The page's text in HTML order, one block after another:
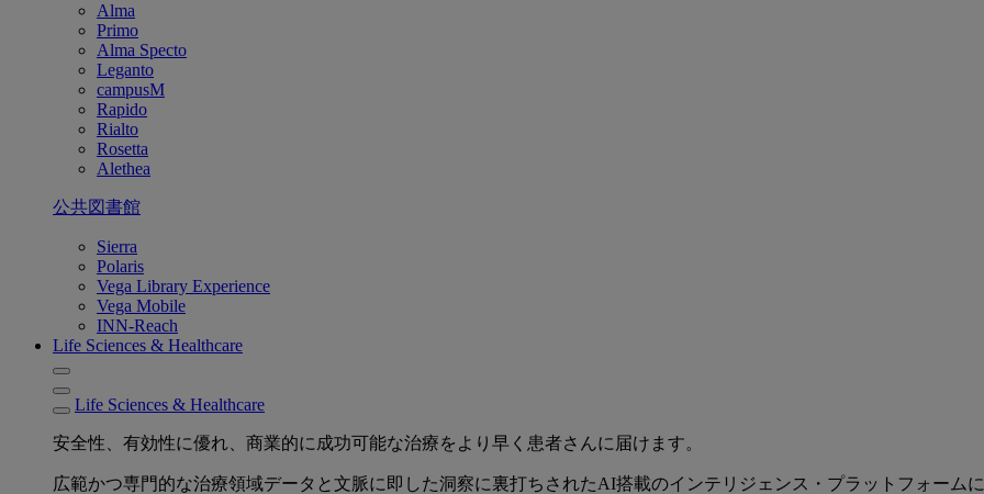
Alma
Primo
Alma Specto
Leganto
campusM
Rapido
Rialto
Rosetta
Alethea
公共図書館
Sierra
Polaris
Vega Library Experience
Vega Mobile
INN-Reach
Life Sciences & Healthcare
Life Sciences & Healthcare
安全性、有効性に優れ、商業的に成功可能な治療をより早く患者さんに届けます。
広範かつ専門的な治療領域データと文脈に即した洞察に裏打ちされたAI搭載のインテリジェンス・プラットフォーム